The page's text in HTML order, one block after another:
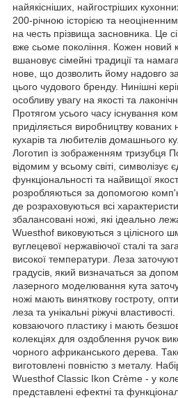
найякісніших, найгостріших
200-річною історією та
на честь прізвища засновника. Це
вже сьоме покоління. Кожен новий
вшановує сімейні традиції та
нове, що дозволить йому надовго
цього чудового бренду. Нинішні
особливу увагу на якості та
Протягом усього часу існування
приділяється виробництву
кухарів та любителів домашнього
Логотип із зображенням тризубця
відомим у всьому світі, символізує
функціональності та найвищої
розробляються за допомогою
де розраховуються всі
збалансовані ножі, які ідеально
Wuesthof виковуються з цілісного
вуглецевої нержавіючої сталі та
високої температури. Леза
градусів, який визначаться за
лазерного моделювання кута
ножі мають виняткову гостроту,
леза та унікальні ріжучі
ковзаючого пластику і мають
колекціях для оздоблення ручок
чорного африканського дерева.
виготовлені повністю з металу.
Wuesthof Classic Ikon Crème - у
представлені ефектні та